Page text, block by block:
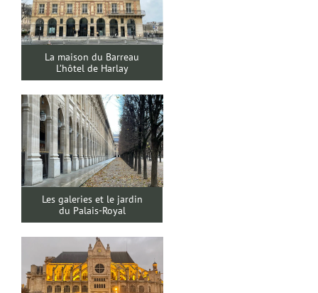
La maison du Barreau
L’hôtel de Harlay
Les galeries et le jardin
du Palais-Royal